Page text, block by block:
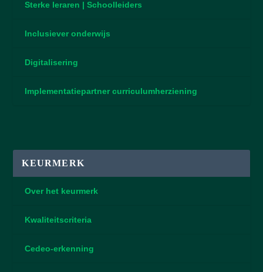
Sterke leraren | Schoolleiders
Inclusiever onderwijs
Digitalisering
Implementatiepartner curriculumherziening
KEURMERK
Over het keurmerk
Kwaliteitscriteria
Cedeo-erkenning